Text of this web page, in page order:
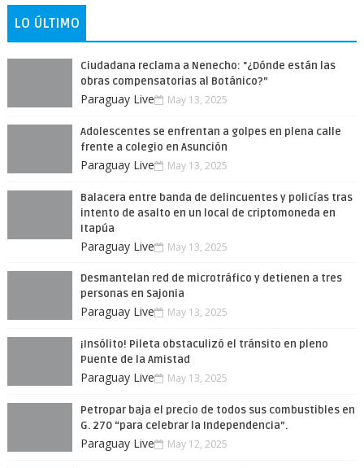
LO ÚLTIMO
Ciudadana reclama a Nenecho: "¿Dónde están las
obras compensatorias al Botánico?”
Paraguay Live May 13, 2025
Adolescentes se enfrentan a golpes en plena calle
frente a colegio en Asunción
Paraguay Live May 13, 2025
Balacera entre banda de delincuentes y policías tras
intento de asalto en un local de criptomoneda en
Itapúa
Paraguay Live May 13, 2025
Desmantelan red de microtráfico y detienen a tres
personas en Sajonia
Paraguay Live May 13, 2025
¡Insólito! Pileta obstaculizó el tránsito en pleno
Puente de la Amistad
Paraguay Live May 13, 2025
Petropar baja el precio de todos sus combustibles en
G. 270 “para celebrar la Independencia”.
Paraguay Live May 12, 2025